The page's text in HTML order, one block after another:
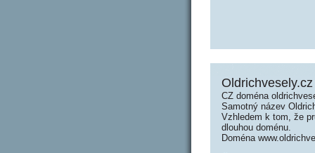
CZ doména
Samotný název
Vzhledem k tom, že
dlouhou doménu.
Doména